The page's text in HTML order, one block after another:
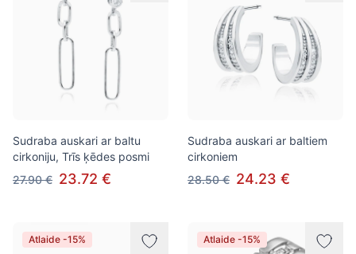
Sudraba auskari ar baltu
cirkoniju, Trīs ķēdes posmi
27.90 € 23.72 €
Sudraba auskari ar baltiem
cirkoniem
28.50 € 24.23 €
Atlaide -15% Atlaide -15%